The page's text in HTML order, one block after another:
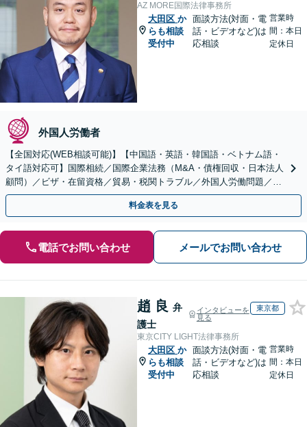
AZ MORE国際法律事務所
大田区 か
らも相談
受付中
面談方法(対面・電
話・ビデオなど)は
応相談
営業時
間：本日
定休日
外国人労働者
【全国対応(WEB相談可能)】【中国語・英語・韓国語・ベトナム語・
タイ語対応可】国際相続／国際企業法務（M&A・債権回収・日本法人
顧問）／ビザ・在留資格／貿易・税関トラブル／外国人労働問題／外
国人刑事事件など、幅広いご相談に対応可能
料金表を見る
電話でお問い合わせ メールでお問い合わせ
趙 良 弁
護士
インタビューを
見る
東京都
東京CITY LIGHT法律事務所
大田区 か
らも相談
受付中
面談方法(対面・電
話・ビデオなど)は
応相談
営業時
間：本日
定休日